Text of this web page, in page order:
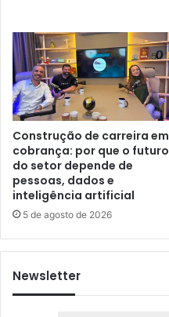
Construção de carreira em
cobrança: por que o futuro
do setor depende de
pessoas, dados e
inteligência artificial
5 de agosto de 2026
Newsletter